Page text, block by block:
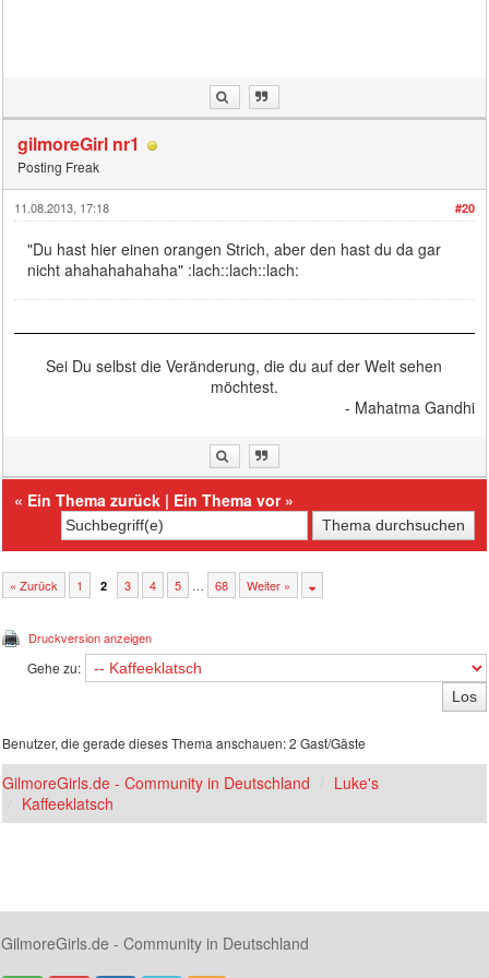
gilmoreGirl nr1
Posting Freak
#20
11.08.2013, 17:18
"Du hast hier einen orangen Strich, aber den hast du da gar
nicht ahahahahahaha" :lach::lach::lach:
Sei Du selbst die Veränderung, die du auf der Welt sehen
möchtest.
- Mahatma Gandhi
« Ein Thema zurück | Ein Thema vor»
« Zurück 1 2 3 4 5 … 68 Weiter »
Druckversion anzeigen
Gehe zu:
Benutzer, die gerade dieses Thema anschauen: 2 Gast/Gäste
GilmoreGirls.de - Community in Deutschland
Luke's
Kaffeeklatsch
GilmoreGirls.de - Community in Deutschland